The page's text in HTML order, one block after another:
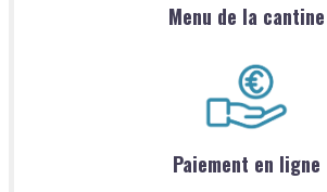
Menu de la cantine
Paiement en ligne